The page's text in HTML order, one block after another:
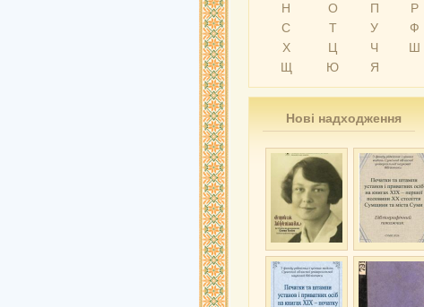
Н
О П
Р
С
Т У
Ф
Х
Ц Ч
Ш
Щ
Ю Я
Нові надходження